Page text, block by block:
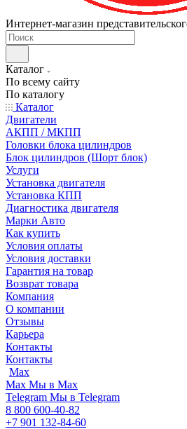
Интернет-магазин
Каталог
По всему сайту
По каталогу
Каталог
Двигатели
АКПП / МКПП
Головки блока цилиндров
Блок цилиндров (Шорт блок)
Услуги
Установка двигателя
Установка КПП
Диагностика двигателя
Марки Авто
Как купить
Условия оплаты
Условия доставки
Гарантия на товар
Возврат товара
Компания
О компании
Отзывы
Карьера
Контакты
Контакты
Max
Max Мы в Max
Telegram Мы в Telegram
8 800 600-40-82
+7 901 132-84-60